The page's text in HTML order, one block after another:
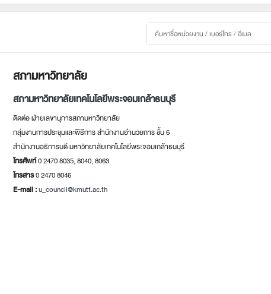
สภามหาวิทยาลัย
สภามหาวิทยาลัยเทคโนโลยีพระจอมเกล้าธนบุรี
ติดต่อ ฝ่ายเลขานุการสภามหาวิทยาลัย
กลุ่มงานการประชุมและพิธีการ สำนักงานอำนวยการ ชั้น 6
สำนักงานอธิการบดี มหาวิทยาลัยเทคโนโลยีพระจอมเกล้าธนบุรี
โทรศัพท์0 2470 8035, 8040, 8063
โทรสาร0 2470 8046
E-mail :u_council@kmutt.ac.th